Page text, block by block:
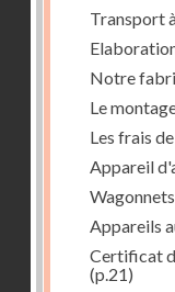
Transport
Notre
Le
Les frais
Appareil
Appareils
Certificat
(p.21)